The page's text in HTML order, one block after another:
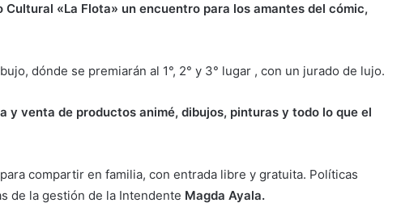
«La Flota» un encuentro para los amantes del cómic,
dónde se premiarán al 1°, 2° y 3° lugar , con un jurado de lujo.
y venta de productos animé, dibujos, pinturas y todo lo que el
compartir en familia, con entrada libre y gratuita. Políticas
de la gestión de la Intendente Magda Ayala.